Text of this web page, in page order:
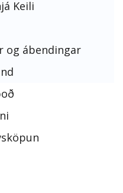
Keili
og ábendingar